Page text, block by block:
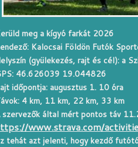
meg a kígyó farkát 2026
Kalocsai Földön Futók
(gyülekezés, rajt és cél): a
46.626039 19.044826
időpontja: augusztus 1. 10 óra
4 km, 11 km, 22 km, 33 km
szervezők által mért pontos táv
www.strava.com/
tehát azt jelenti, hogy kezdő